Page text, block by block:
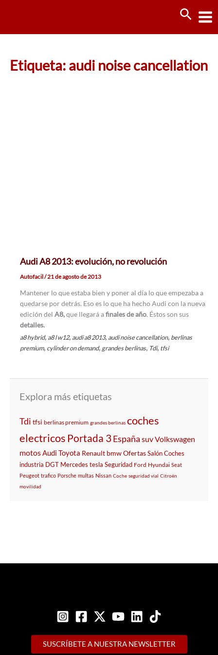
Etiqueta: audi noise cancellation
Audi A8 2013: evolución, no revolución
Autofacil/21 de agosto de 2013
Mantener lo que estaba bien y poner al día lo que empezaba a
quedarse por detrás. Eso es lo que ha hecho Audi con la nueva
edición del A8,que llegará afinales de año. Éstos son sus
detalles.
a8 hybrid, a8 l w12, audi a8 2013, audi noise cancellation, berlinas
premium, cylinder on demand, grandes berlinas, Tdi, tfsi
Explora más etiquetas
Tdi tfsi berlinas premium grandes berlinas coches
electricos Portada 3España suvVolkswagen
motosAudi Toyota Renault bmwOfertasSalónCoches
industria DGT Mercedes tesla Seguridad Ford Hyundai Seat
Peugeot trafico Porsche multas Nissan Coche seguridad vial Citroën
movilidad
SUSCRÍBETE A NUESTRA NEWSLETTER